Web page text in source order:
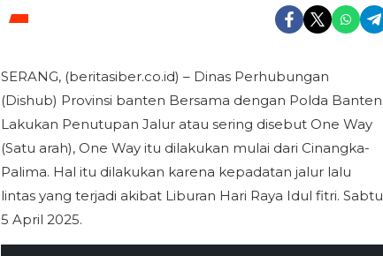
SERANG, (beritasiber.co.id) – Dinas Perhubungan
(Dishub) Provinsi banten Bersama dengan Polda Banten
Lakukan Penutupan Jalur atau sering disebut One Way
(Satu arah), One Way itu dilakukan mulai dari Cinangka-
Palima. Hal itu dilakukan karena kepadatan jalur lalu
lintas yang terjadi akibat Liburan Hari Raya Idul fitri. Sabtu
5 April 2025.